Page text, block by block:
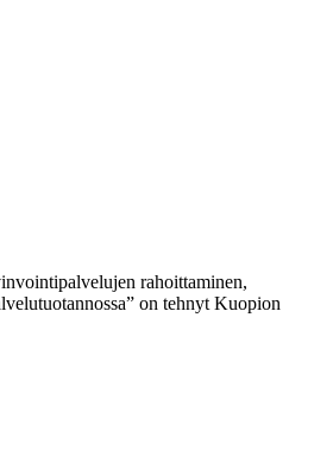
rahoittaminen,
on tehnyt Kuopion